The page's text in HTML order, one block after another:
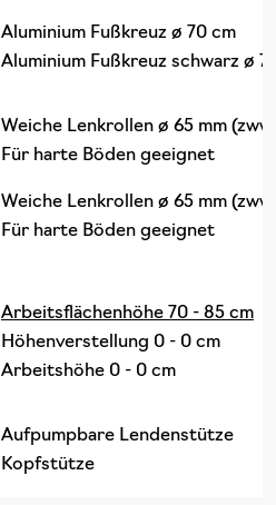
Aluminium Fußkreuz ø 70 cm
Aluminium Fußkreuz schwarz ø
Weiche Lenkrollen ø 65 mm
Für harte Böden geeignet
Weiche Lenkrollen ø 65 mm
Für harte Böden geeignet
Arbeitsflächenhöhe 70 - 85 cm
Höhenverstellung 0 - 0 cm
Arbeitshöhe 0 - 0 cm
Aufpumpbare Lendenstütze
Kopfstütze